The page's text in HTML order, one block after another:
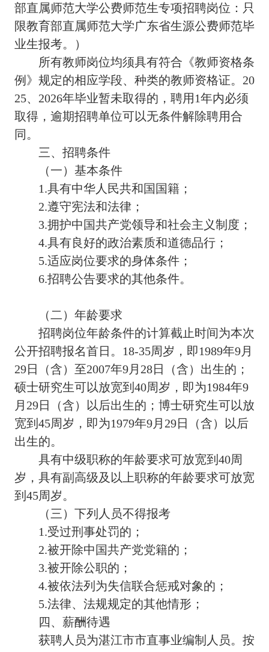
部直属师范大学公费师范生专项招聘岗位：只
限教育部直属师范大学广东省生源公费师范毕
业生报考。）
所有教师岗位均须具有符合《教师资格条
例》规定的相应学段、种类的教师资格证。20
25、2026年毕业暂未取得的，聘用1年内必须
取得，逾期招聘单位可以无条件解除聘用合
同。
三、招聘条件
（一）基本条件
1.具有中华人民共和国国籍；
2.遵守宪法和法律；
3.拥护中国共产党领导和社会主义制度；
4.具有良好的政治素质和道德品行；
5.适应岗位要求的身体条件；
6.招聘公告要求的其他条件。
（二）年龄要求
招聘岗位年龄条件的计算截止时间为本次
公开招聘报名首日。18-35周岁，即1989年9月
29日（含）至2007年9月28日（含）出生的；
硕士研究生可以放宽到40周岁，即为1984年9
月29日（含）以后出生的；博士研究生可以放
宽到45周岁，即为1979年9月29日（含）以后
出生的。
具有中级职称的年龄要求可放宽到40周
岁，具有副高级及以上职称的年龄要求可放宽
到45周岁。
（三）下列人员不得报考
1.受过刑事处罚的；
2.被开除中国共产党党籍的；
3.被开除公职的；
4.被依法列为失信联合惩戒对象的；
5.法律、法规规定的其他情形；
四、薪酬待遇
获聘人员为湛江市市直事业编制人员。按